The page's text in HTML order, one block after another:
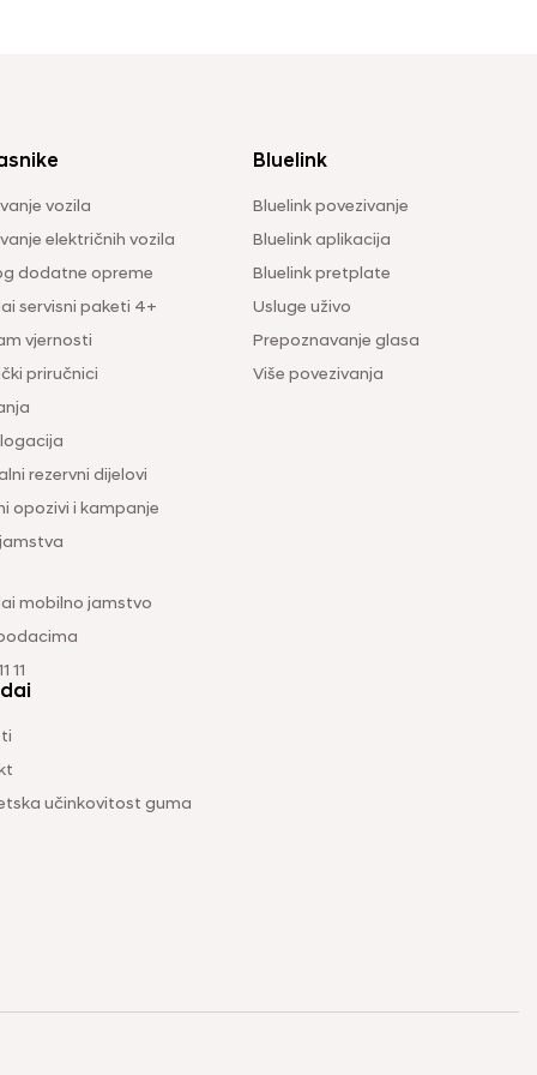
vozila
električnih vozila
dodatne opreme
servisni paketi 4+
vjernosti
priručnici
rezervni dijelovi
opozivi i kampanje
mobilno jamstvo
11
Bluelink
Bluelink povezivanje
Bluelink aplikacija
Bluelink pretplate
Usluge uživo
Prepoznavanje glasa
Više povezivanja
učinkovitost guma